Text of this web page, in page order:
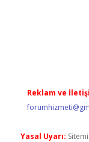
Reklam ve
Yasal Uyarı: